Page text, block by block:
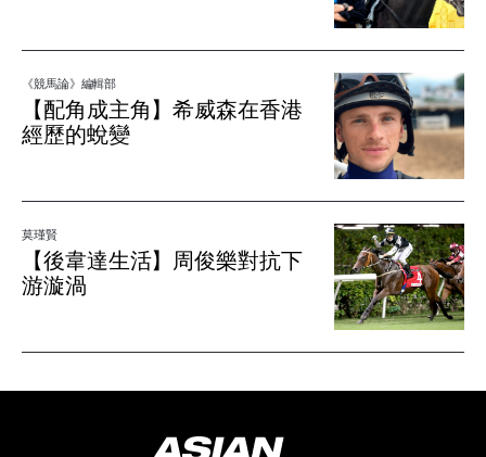
《競馬論》編輯部
【配角成主角】希威森在香港
經歷的蛻變
莫瑾賢
【後韋達生活】周俊樂對抗下
游漩渦